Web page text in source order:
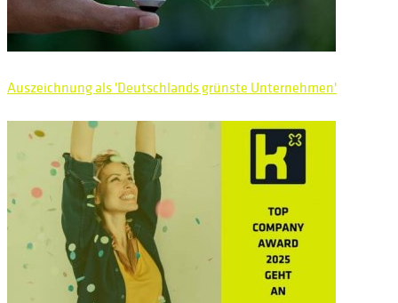
Auszeichnung als 'Deutschlands grünste Unternehmen'